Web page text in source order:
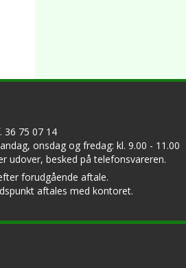
36 75 07 14
onsdag og fredag: kl. 9.00 - 11.00
udover, besked på telefonsvareren.
forudgående aftale.
aftales med kontoret.